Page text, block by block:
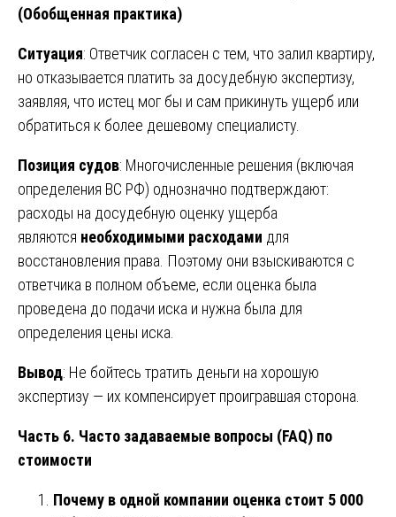
(Обобщенная практика)
Ситуация: Ответчик согласен с тем, что залил квартиру,
но отказывается платить за досудебную экспертизу,
заявляя, что истец мог бы и сам прикинуть ущерб или
обратиться к более дешевому специалисту.
Позиция судов: Многочисленные решения (включая
определения ВС РФ) однозначно подтверждают:
расходы на досудебную оценку ущерба
являются необходимыми расходами для
восстановления права. Поэтому они взыскиваются с
ответчика в полном объеме, если оценка была
проведена до подачи иска и нужна была для
определения цены иска.
Вывод: Не бойтесь тратить деньги на хорошую
экспертизу — их компенсирует проигравшая сторона.
Часть 6. Часто задаваемые вопросы (FAQ) по
стоимости
Почему в одной компании оценка стоит 5 000